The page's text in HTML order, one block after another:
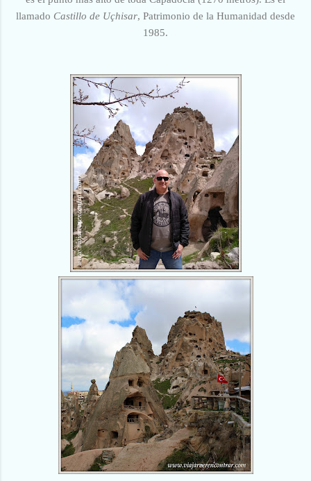
llamado Castillo de Uçhisar, Patrimonio de la Humanidad desde
1985.